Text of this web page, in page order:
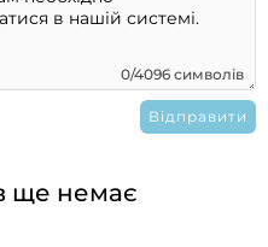
0/4096 символів
ще немає